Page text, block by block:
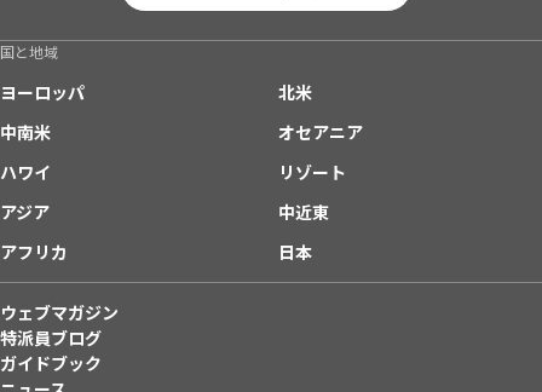
国と地域
ヨーロッパ
北米
中南米
オセアニア
ハワイ
リゾート
アジア
中近東
アフリカ
日本
ウェブマガジン
特派員ブログ
ガイドブック